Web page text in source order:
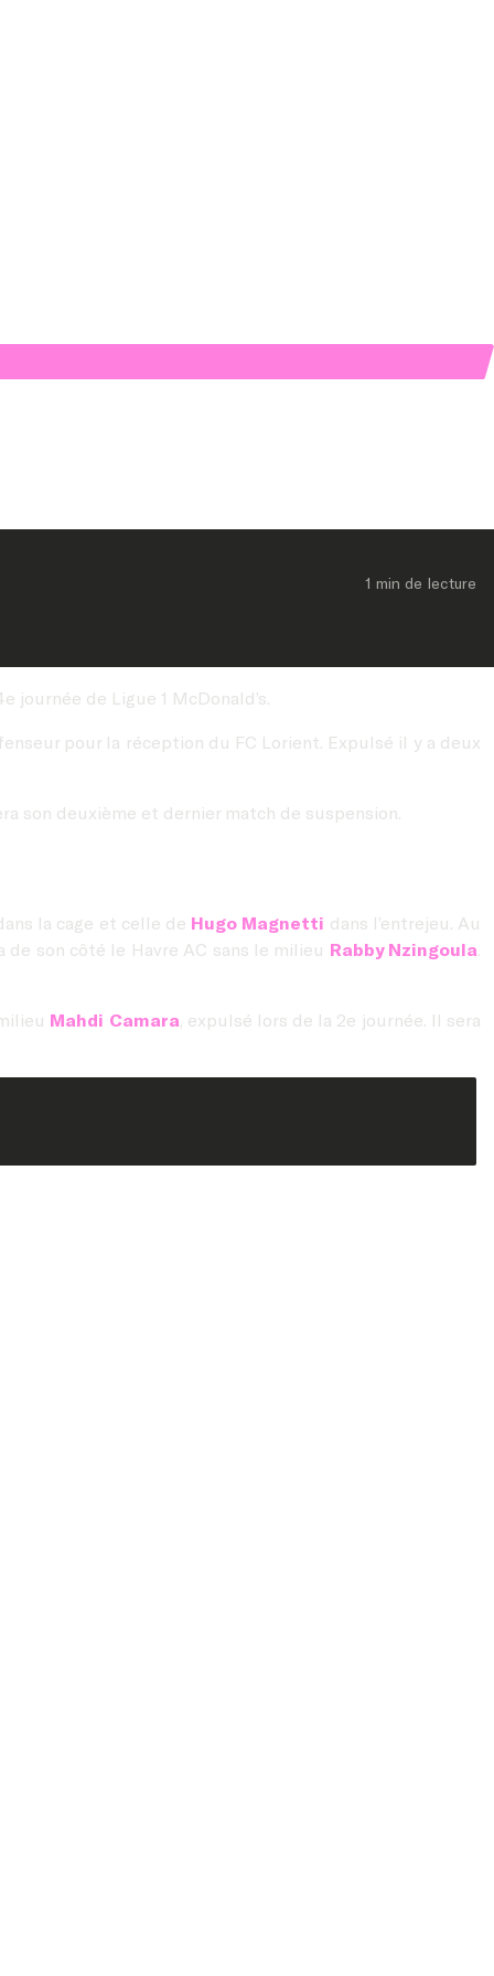
1 min de lecture
journée de Ligue 1 McDonald’s.
pour la réception du FC Lorient. Expulsé il y a deux
son deuxième et dernier match de suspension.
la cage et celle de Hugo Magnetti dans l’entrejeu. Au
de son côté le Havre AC sans le milieu Rabby Nzingoula.
Mahdi Camara, expulsé lors de la 2e journée. Il sera